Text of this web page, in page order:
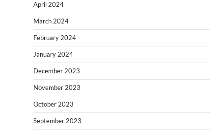
April 2024
March 2024
February 2024
January 2024
December 2023
November 2023
October 2023
September 2023